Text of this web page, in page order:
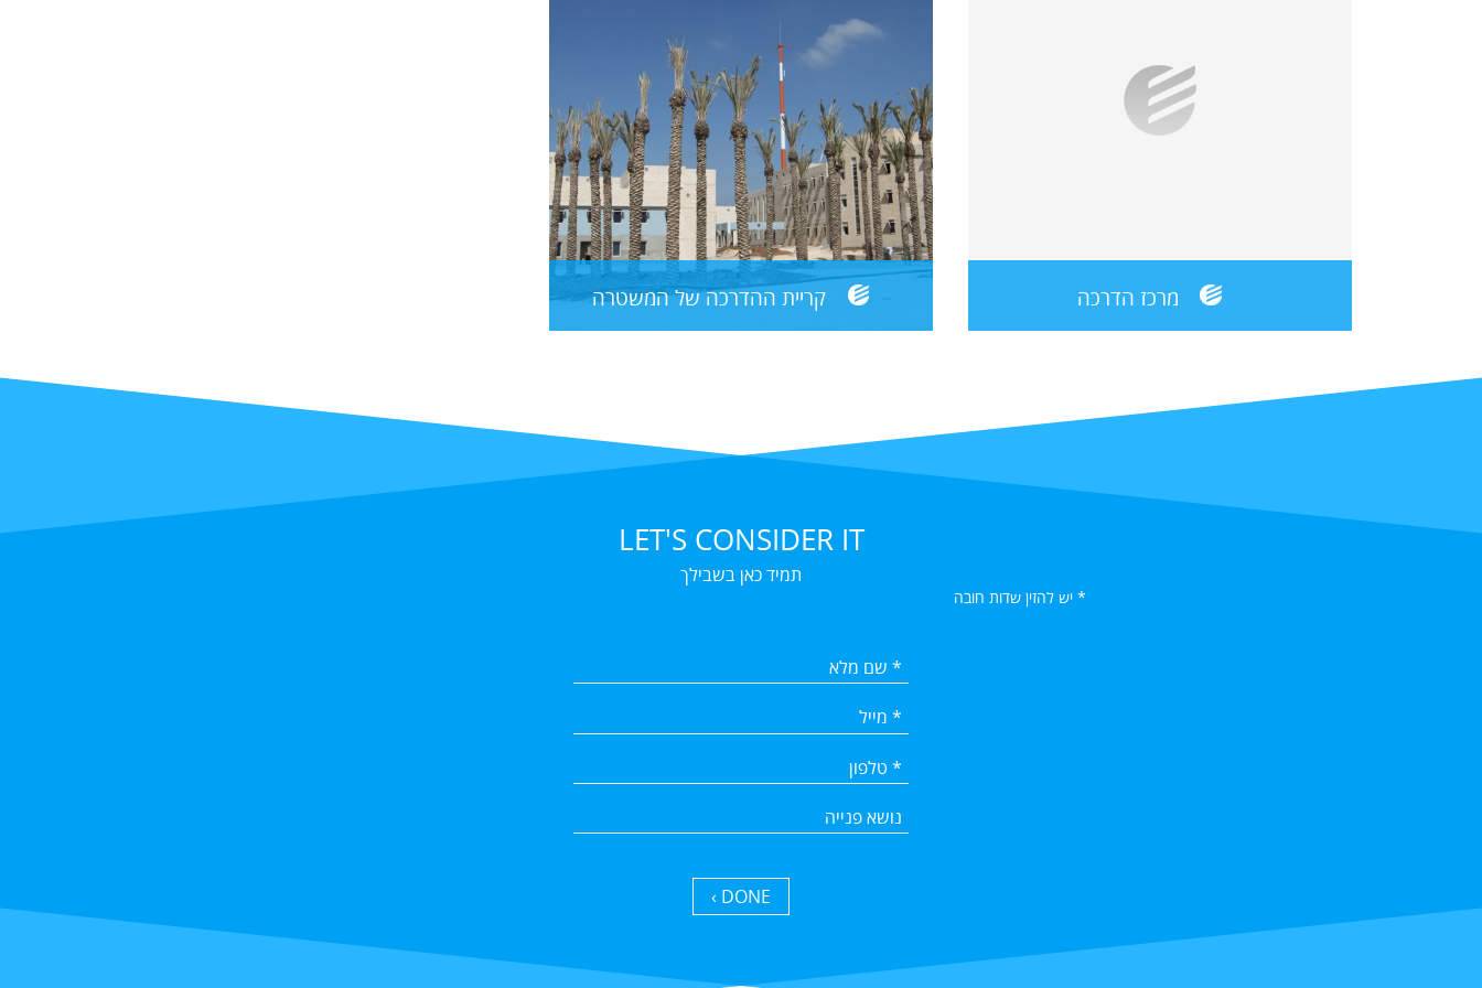
מרכז הדרכה קריית ההדרכה של המשטרה
LET'S CONSIDER IT
תמיד כאן בשבילך
* יש להזין שדות חובה
DONE ›